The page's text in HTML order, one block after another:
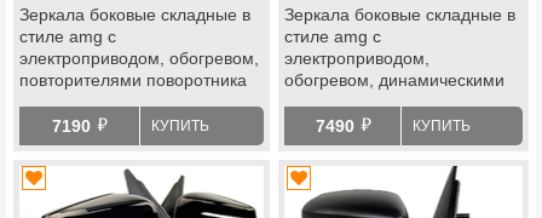
Зеркала боковые складные в
стиле amg с
электроприводом, обогревом,
повторителями поворотника
Нива Тревел
7190 й КУПИТЬ
Зеркала боковые складные в
стиле amg с
электроприводом,
обогревом, динамическими
АТП на Шевроле Нива, Лада
Нива Тревел
7490 й КУПИТЬ